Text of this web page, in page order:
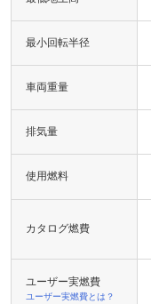
最小回転半径
車両重量
排気量
使用燃料
カタログ燃費
ユーザー実燃費
ユーザー実燃費とは？